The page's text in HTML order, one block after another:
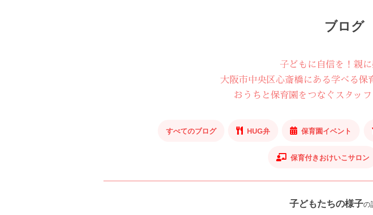
ブログ
子どもに自信を！親に
大阪市中央区心斎橋にある学べる保
おうちと保育園をつなぐスタッフ
すべてのブログ HUG弁 保育園イベント
保育付きおけいこサロン
子どもたちの様子の